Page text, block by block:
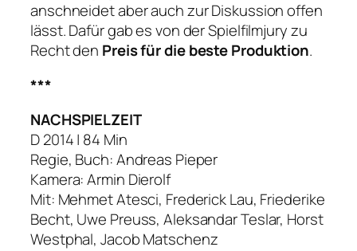
anschneidet aber auch zur Diskussion offen
lässt. Dafür gab es von der Spielfilmjury zu
Recht den Preis für die beste Produktion.
***
NACHSPIELZEIT
D 2014 | 84 Min
Regie, Buch: Andreas Pieper
Kamera: Armin Dierolf
Mit: Mehmet Atesci, Frederick Lau, Friederike
Becht, Uwe Preuss, Aleksandar Teslar, Horst
Westphal, Jacob Matschenz